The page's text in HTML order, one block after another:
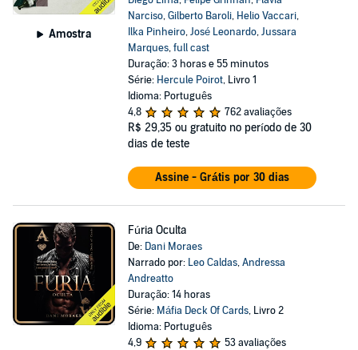
Amostra
Narciso,Gilberto Baroli, Helio Vaccari,
Ilka Pinheiro,José Leonardo,Jussara
Marques,full cast
Duração: 3 horas e 55 minutos
Série: Hercule Poirot, Livro 1
Idioma: Português
4,8
762 avaliações
R$ 29,35 ou gratuito no período de 30
dias de teste
Assine - Grátis por 30 dias
Fúria Oculta
De: Dani Moraes
Narrado por: Leo Caldas,Andressa
Andreatto
Duração: 14 horas
Série: Máfia Deck Of Cards, Livro 2
Idioma: Português
4,9
53 avaliações